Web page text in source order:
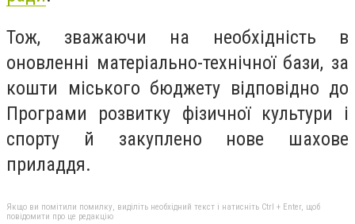
Тож, зважаючи на необхідність в
оновленні матеріально-технічної бази, за
кошти міського бюджету відповідно до
Програми розвитку фізичної культури і
спорту й закуплено нове шахове
приладдя.
Якщо ви помітили помилку, виділіть необхідний текст і натисніть Ctrl + Enter, щоб
повідомити про це редакцію